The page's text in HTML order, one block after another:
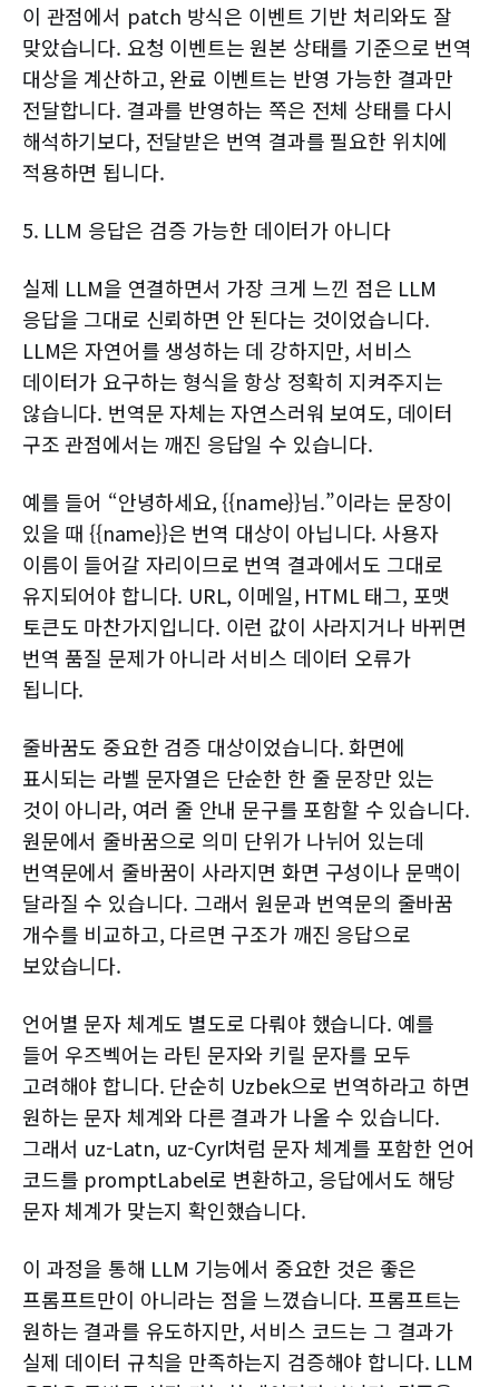
이 관점에서 patch 방식은 이벤트 기반 처리와도 잘
맞았습니다. 요청 이벤트는 원본 상태를 기준으로 번역
대상을 계산하고, 완료 이벤트는 반영 가능한 결과만
전달합니다. 결과를 반영하는 쪽은 전체 상태를 다시
해석하기보다, 전달받은 번역 결과를 필요한 위치에
적용하면 됩니다.
5. LLM 응답은 검증 가능한 데이터가 아니다
실제 LLM을 연결하면서 가장 크게 느낀 점은 LLM
응답을 그대로 신뢰하면 안 된다는 것이었습니다.
LLM은 자연어를 생성하는 데 강하지만, 서비스
데이터가 요구하는 형식을 항상 정확히 지켜주지는
않습니다. 번역문 자체는 자연스러워 보여도, 데이터
구조 관점에서는 깨진 응답일 수 있습니다.
예를 들어 “안녕하세요, {{name}}님.”이라는 문장이
있을 때 {{name}}은 번역 대상이 아닙니다. 사용자
이름이 들어갈 자리이므로 번역 결과에서도 그대로
유지되어야 합니다. URL, 이메일, HTML 태그, 포맷
토큰도 마찬가지입니다. 이런 값이 사라지거나 바뀌면
번역 품질 문제가 아니라 서비스 데이터 오류가
됩니다.
줄바꿈도 중요한 검증 대상이었습니다. 화면에
표시되는 라벨 문자열은 단순한 한 줄 문장만 있는
것이 아니라, 여러 줄 안내 문구를 포함할 수 있습니다.
원문에서 줄바꿈으로 의미 단위가 나뉘어 있는데
번역문에서 줄바꿈이 사라지면 화면 구성이나 문맥이
달라질 수 있습니다. 그래서 원문과 번역문의 줄바꿈
개수를 비교하고, 다르면 구조가 깨진 응답으로
보았습니다.
언어별 문자 체계도 별도로 다뤄야 했습니다. 예를
들어 우즈벡어는 라틴 문자와 키릴 문자를 모두
고려해야 합니다. 단순히 Uzbek으로 번역하라고 하면
원하는 문자 체계와 다른 결과가 나올 수 있습니다.
그래서 uz-Latn, uz-Cyrl처럼 문자 체계를 포함한 언어
코드를 promptLabel로 변환하고, 응답에서도 해당
문자 체계가 맞는지 확인했습니다.
이 과정을 통해 LLM 기능에서 중요한 것은 좋은
프롬프트만이 아니라는 점을 느꼈습니다. 프롬프트는
원하는 결과를 유도하지만, 서비스 코드는 그 결과가
실제 데이터 규칙을 만족하는지 검증해야 합니다. LLM